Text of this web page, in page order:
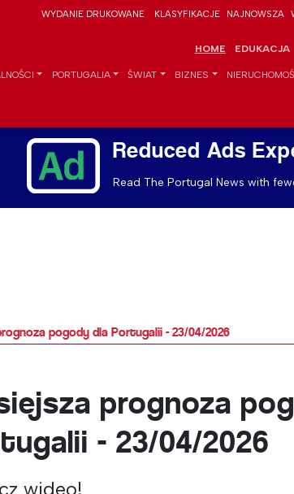
WYDANIE DRUKOWANE KLASYFIKACJE NAJNOWSZA
HOME EDUKACJA
PORTUGALIA ŚWIAT BIZNES
Reduced Ads
Read The Portugal News with
pogody dla Portugalii - 23/04/2026
prognoza
- 23/04/2026
wideo!